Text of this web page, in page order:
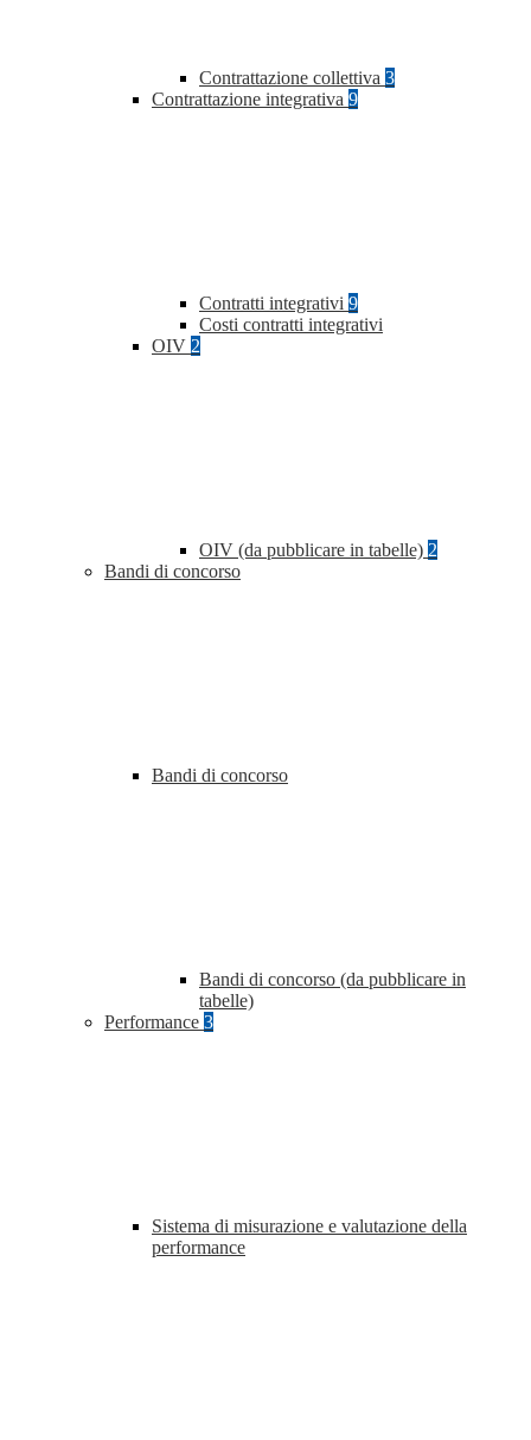
Contrattazione collettiva 3
Contrattazione integrativa 9
Contratti integrativi 9
Costi contratti integrativi
OIV 2
OIV (da pubblicare in tabelle) 2
Bandi di concorso
Bandi di concorso
Bandi di concorso (da pubblicare in
tabelle)
Performance 3
Sistema di misurazione e valutazione della
performance